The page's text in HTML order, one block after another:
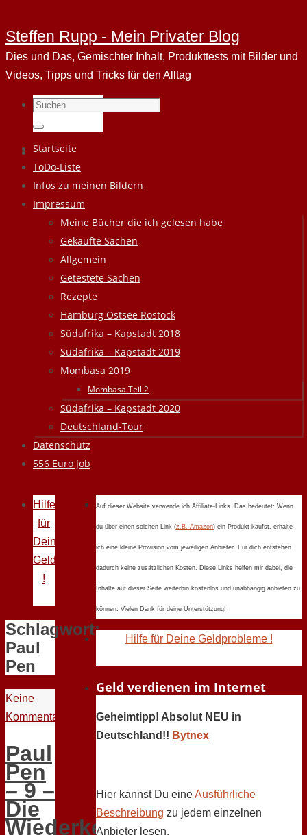
Steffen Rupp - Mein Privater Blog
Dies und Das, Gemischter Inhalt, Produkttests mit Bilder und
Videos, Tipps und Tricks für den Alltag
Suchen
nach:
Suchen
Zum
Inhalt
springen
Startseite
ToDo-Liste
Infos zu meinen Bildern
Impressum
Meine Bücher die ich gelesen habe
Gekaufte Sachen
Allgemein
Getestete Sachen
Rezepte
Hamburg Ostsee Rostock
Südafrika – Kapstadt 2018
Südafrika – Kapstadt 2019
Mombasa 2019
Mombasa Teil 2
Südafrika – Kapstadt 2020
Deutschland-Tour
Datenschutz
556 Euro Job
Hilfe
für
Deine
Geldprobleme
!
Schlagwort:
Paul
Pen
Keine
Kommentare
Paul
Pen
– 9 –
Die
Wiederkehr
Auf dieser Website verwende ich Affiliate-Links. Das bedeutet: Wenn
du über einen solchen Link (z.B. Amazon) ein Produkt kaufst, erhalte
ich eine kleine Provision vom jeweiligen Anbieter. Für dich entstehen
dadurch keine zusätzlichen Kosten. Diese Links helfen mir dabei, die
Inhalte auf dieser Seite weiterhin kostenlos und unabhängig anbieten zu
können. Vielen Dank für deine Unterstützung!
Hilfe für Deine Geldprobleme !
Geld verdienen im Internet
Geheimtipp! Absolut NEU in
Deutschland!! Bytnex
Hier kannst Du eineAusführliche
Beschreibung zu jedem einzelnen
Anbieter lesen.